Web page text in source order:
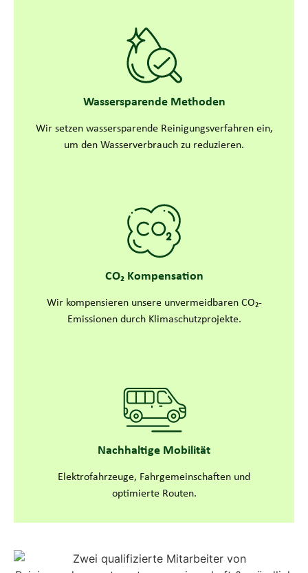
Wassersparende Methoden
Wir setzen wassersparende Reinigungsverfahren ein,
um den Wasserverbrauch zu reduzieren.
CO₂ Kompensation
Wir kompensieren unsere unvermeidbaren CO₂-
Emissionen durch Klimaschutzprojekte.
Nachhaltige Mobilität
Elektrofahrzeuge, Fahrgemeinschaften und
optimierte Routen.